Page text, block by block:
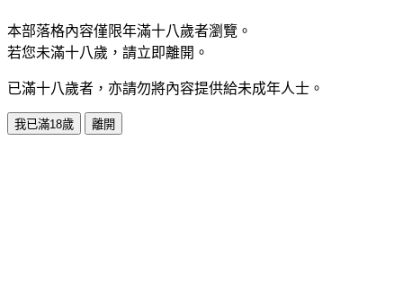
本部落格內容僅限年滿十八歲者瀏覽。
若您未滿十八歲，請立即離開。
已滿十八歲者，亦請勿將內容提供給未成年人士。
我已滿18歲 離開